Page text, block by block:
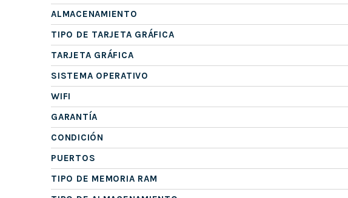
ALMACENAMIENTO
TIPO DE TARJETA GRÁFICA
TARJETA GRÁFICA
SISTEMA OPERATIVO
WIFI
GARANTÍA
CONDICIÓN
PUERTOS
TIPO DE MEMORIA RAM